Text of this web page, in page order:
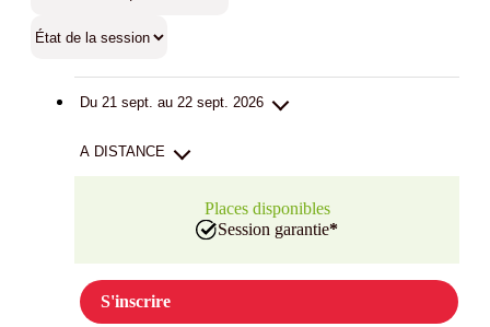
Du 21 sept. au 22 sept. 2026
A DISTANCE
Places disponibles
Session garantie*
S'inscrire